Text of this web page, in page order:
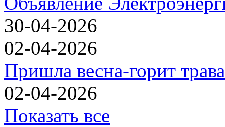
30-04-2026
02-04-2026
Пришла весна-горит трава
02-04-2026
Показать все